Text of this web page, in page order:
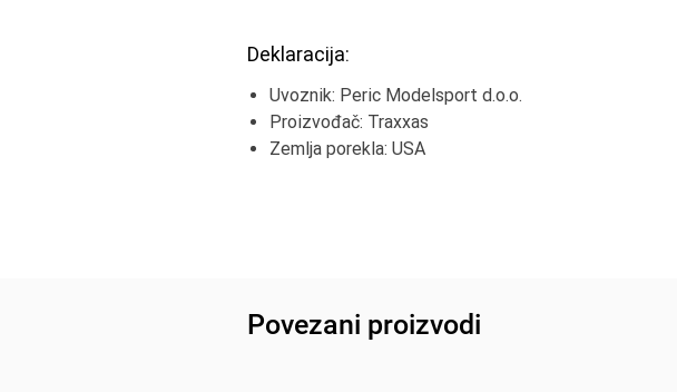
Deklaracija:
Uvoznik: Peric Modelsport d.o.o.
Proizvođač: Traxxas
Zemlja porekla: USA
Povezani proizvodi